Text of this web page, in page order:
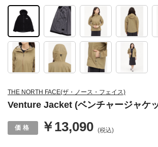
THE NORTH FACE(ザ・ノース・フェイス)
Venture Jacket (ベンチャージャケ
￥13,090 (税込)